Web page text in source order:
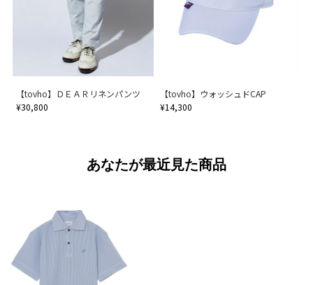
【tovho】ＤＥＡＲリネンパンツ
¥30,800
【tovho】ウォッシュドCAP
¥14,300
あなたが最近見た商品